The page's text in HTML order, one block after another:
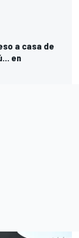
a casa de
en